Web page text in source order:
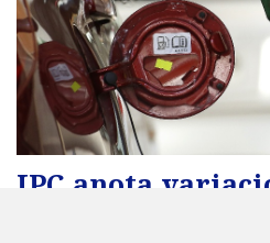
IPC anota